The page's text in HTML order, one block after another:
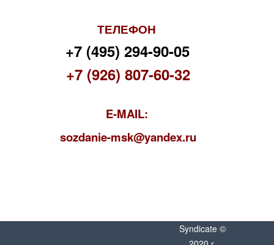
ТЕЛЕФОН
+7 (495) 294-90-05
+7 (926) 807-60-32
E-MAIL:
sozdanie-msk@yandex.ru
Syndicate ©